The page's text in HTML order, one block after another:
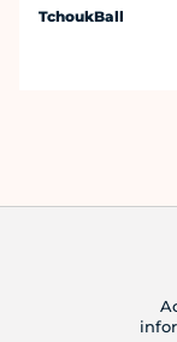
TchoukBall